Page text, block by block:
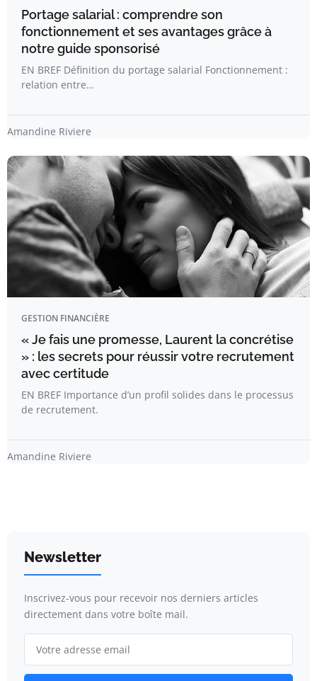
Portage salarial : comprendre son
fonctionnement et ses avantages grâce à
notre guide sponsorisé
EN BREF Définition du portage salarial Fonctionnement :
relation entre…
Amandine Riviere
GESTION FINANCIÈRE
« Je fais une promesse, Laurent la concrétise
» : les secrets pour réussir votre recrutement
avec certitude
EN BREF Importance d’un profil solides dans le processus
de recrutement.
Amandine Riviere
Newsletter
Inscrivez-vous pour recevoir nos derniers articles
directement dans votre boîte mail.